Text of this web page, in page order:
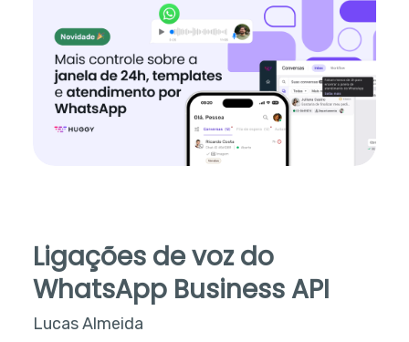
Ligações de voz do
WhatsApp Business API
Lucas Almeida